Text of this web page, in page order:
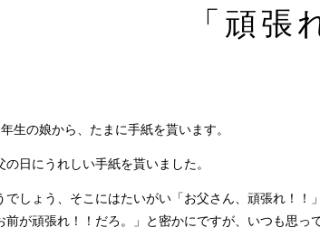
「頑張
生の娘から、たまに手紙を貰います。
日にうれしい手紙を貰いました。
しょう、そこにはたいがい「お父さん、頑張れ！！
前が頑張れ！！だろ。」と密かにですが、いつも思っ